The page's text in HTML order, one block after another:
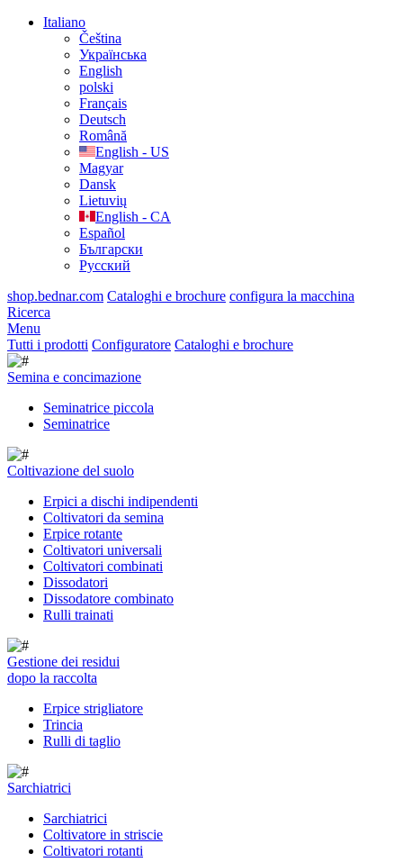
Italiano
Čeština
Українська
English
polski
Français
Deutsch
Română
English - US
Magyar
Dansk
Lietuvių
English - CA
Español
Български
Русский
shop.bednar.com Cataloghi e brochure configura la macchina
Ricerca
Menu
Tutti i prodotti Configuratore Cataloghi e brochure
Semina e concimazione
Seminatrice piccola
Seminatrice
Coltivazione del suolo
Erpici a dischi indipendenti
Coltivatori da semina
Erpice rotante
Coltivatori universali
Coltivatori combinati
Dissodatori
Dissodatore combinato
Rulli trainati
Gestione dei residui
dopo la raccolta
Erpice strigliatore
Trincia
Rulli di taglio
Sarchiatrici
Sarchiatrici
Coltivatore in striscie
Coltivatori rotanti